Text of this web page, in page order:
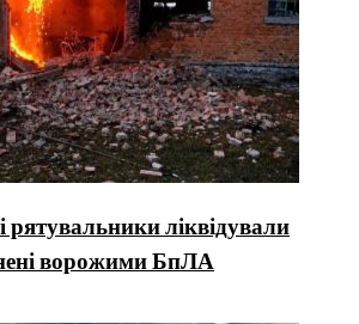
рятувальники ліквідували
ворожими БпЛА